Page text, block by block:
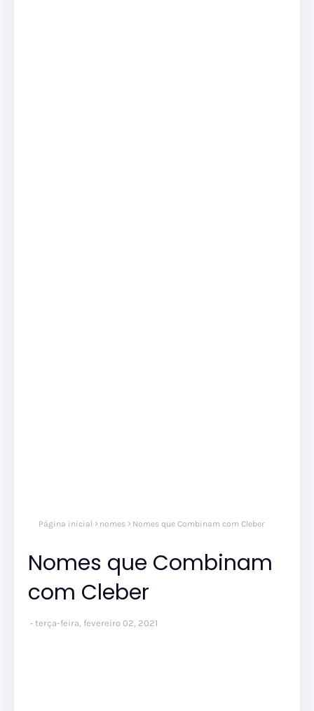
Página inicial nomes Nomes que Combinam com Cleber
Nomes que Combinam
com Cleber
terça-feira, fevereiro 02, 2021